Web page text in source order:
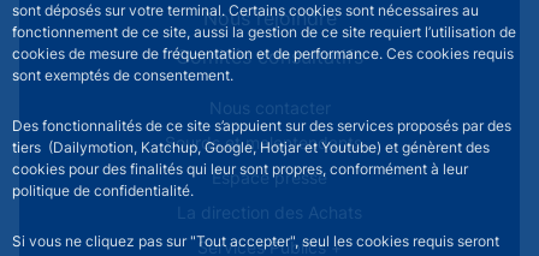
sont déposés sur votre terminal. Certains cookies sont nécessaires au
fonctionnement de ce site, aussi la gestion de ce site requiert l’utilisation de
cookies de mesure de fréquentation et de performance. Ces cookies requis
sont exemptés de consentement.
Des fonctionnalités de ce site s’appuient sur des services proposés par des
tiers (Dailymotion, Katchup, Google, Hotjar et Youtube) et génèrent des
cookies pour des finalités qui leur sont propres, conformément à leur
politique de confidentialité.
Si vous ne cliquez pas sur "Tout accepter", seul les cookies requis seront
Nous rejoindre
Comités consultatifs
Footer secondary menuNous contacter
Sourds et malentendants
Espace presse
La direction des Achats
Services Publics +